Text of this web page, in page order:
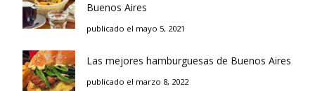
Buenos Aires
publicado el mayo 5, 2021
Las mejores hamburguesas de Buenos Aires
publicado el marzo 8, 2022